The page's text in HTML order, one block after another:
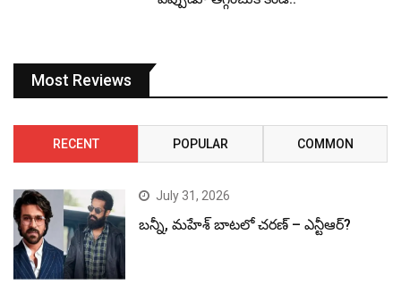
Most Reviews
RECENT POPULAR COMMON
July 31, 2026
బన్నీ, మహేశ్ బాటలో చరణ్ – ఎన్టీఆర్?